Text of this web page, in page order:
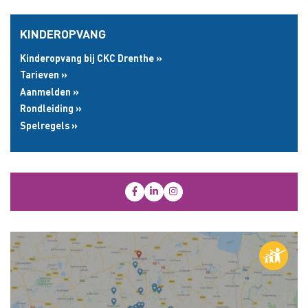
KINDEROPVANG
Kinderopvang bij CKC Drenthe »
Tarieven »
Aanmelden »
Rondleiding »
Spelregels »
Open Facebook
Open LinkedIn
Open Instagram